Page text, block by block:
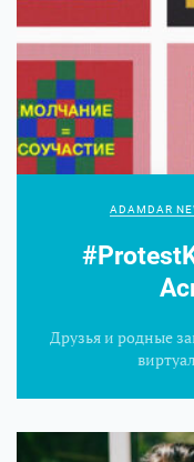
ADAMDAR
Друзья и родные